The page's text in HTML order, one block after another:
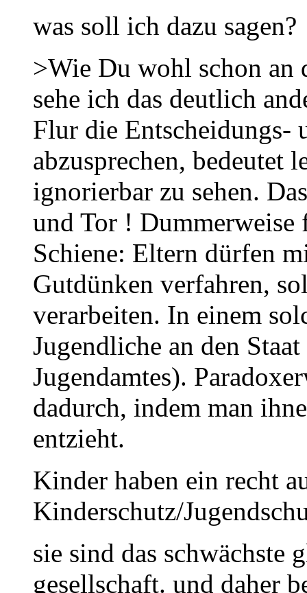
was soll ich dazu sagen?
>Wie Du wohl schon an
sehe ich das deutlich
Flur die Entscheidungs-
abzusprechen, bedeutet
ignorierbar zu sehen.
und Tor ! Dummerweise
Schiene: Eltern dürfen
Gutdünken verfahren,
verarbeiten. In einem
Jugendliche an den
Jugendamtes).
dadurch, indem man
entzieht.
Kinder haben ein recht
Kinderschutz/
sie sind das schwächste
gesellschaft. und daher